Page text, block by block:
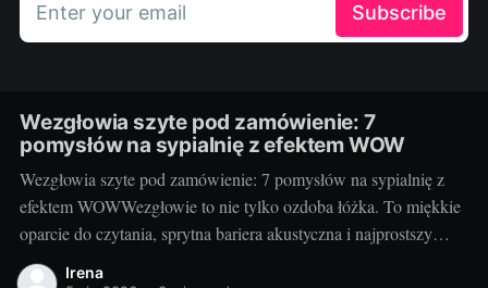
Enter your email Subscribe
Wezgłowia szyte pod zamówienie: 7
pomysłów na sypialnię z efektem WOW
Wezgłowia szyte pod zamówienie: 7 pomysłów na sypialnię z
efektem WOWWezgłowie to nie tylko ozdoba łóżka. To miękkie
oparcie do czytania, sprytna bariera akustyczna i najprostszy
sposób na nadanie sypialni charakteru. Projektując je na
Irena